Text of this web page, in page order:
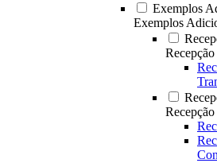
Exemplos
Exemplos